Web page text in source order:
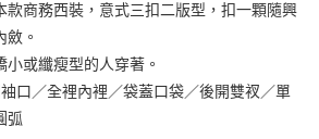
彰化商業銀行
兆豐國際商業銀行
台中商業銀行
台北富邦商業銀行
兆豐國際商業銀行
款商務西裝，意式三扣二版型，扣一顆隨興
斂。
或纖瘦型的人穿著。
口／全裡內裡／袋蓋口袋／後開雙衩／單
弧